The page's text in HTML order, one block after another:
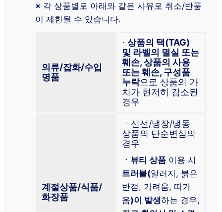
※ 각 상품별로 아래와 같은 사유로 취소/반품
이 제한될 수 있습니다.
의류/잡화/수입
명품
⋅ 상품의 택(TAG)
및 라벨의 멸실 또는
훼손, 상품의 사용
또는 훼손, 구성품
누락으로 상품의 가
치가 현저히 감소된
경우
계절상품/식품/
화장품
ㆍ신선/냉장/냉동
상품의 단순변심의
경우
ㆍ뷰티 상품 이용 시
트러블(알러지, 붉은
반점, 가려움, 따가
움)이 발생하는 경우,